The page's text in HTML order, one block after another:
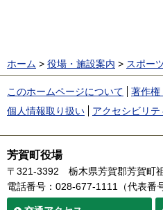
ホーム > 役場・施設案内 > スポー
このホームページについて 著作権
個人情報取り扱い
アクセシビリ
芳賀町役場
〒321-3392
栃木県芳賀郡芳賀町
電話番号：028-677-1111（代表番号